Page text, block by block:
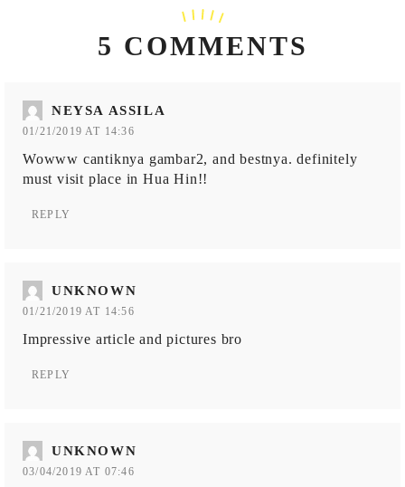
5 COMMENTS
NEYSA ASSILA
01/21/2019 AT 14:36
Wowww cantiknya gambar2, and bestnya. definitely
must visit place in Hua Hin!!
REPLY
UNKNOWN
01/21/2019 AT 14:56
Impressive article and pictures bro
REPLY
UNKNOWN
03/04/2019 AT 07:46